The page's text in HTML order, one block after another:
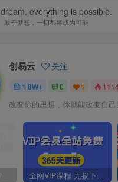
everything is possible.
敢于梦想，一切都将成为可能
创易云 关注
1.8W+ 0 1
改变你的思想，你就能改变自己
你还在到处找项目？还在当韭菜？我靠卖项目一个月收入5万+，曾经我也是个失败者。 全网VIP课程 无损下载~